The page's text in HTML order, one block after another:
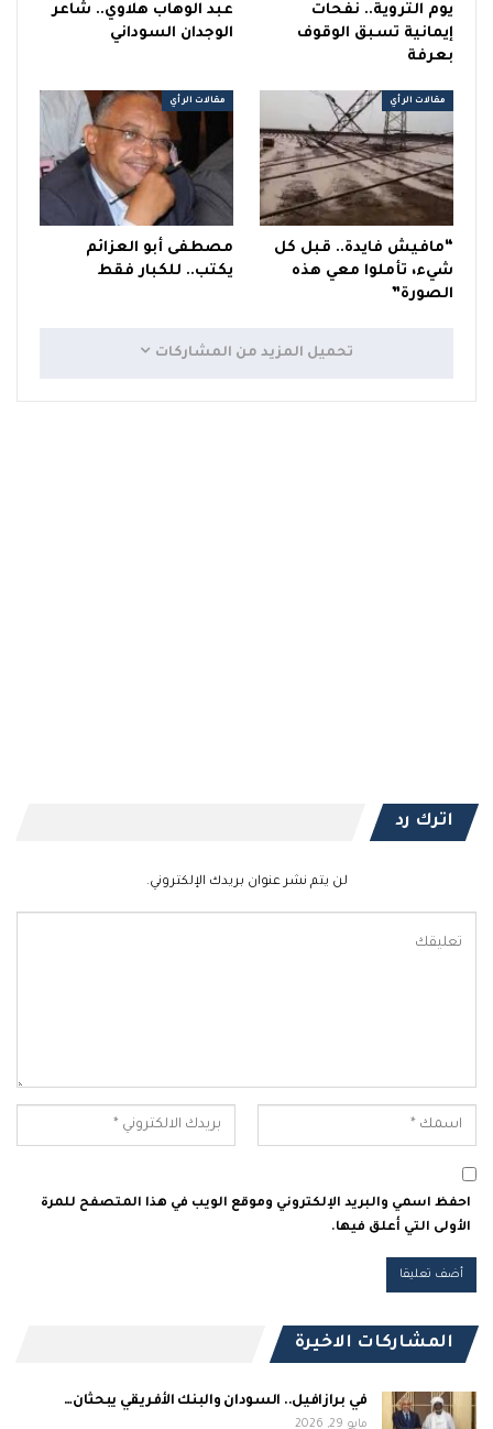
يوم التروية.. نفحات
إيمانية تسبق الوقوف
بعرفة
عبد الوهاب هلاوي.. شاعر
الوجدان السوداني
مقالات الرأي
“مافيش فايدة.. قبل كل
شيء، تأملوا معي هذه
الصورة”
مقالات الرأي
مصطفى أبو العزائم
يكتب.. للكبار فقط
تحميل المزيد من المشاركات
اترك رد
لن يتم نشر عنوان بريدك الإلكتروني.
احفظ اسمي والبريد الإلكتروني وموقع الويب في هذا المتصفح للمرة
الأولى التي أعلق فيها.
المشاركات الاخيرة
في برازافيل.. السودان والبنك الأفريقي يبحثان…
مايو 29, 2026